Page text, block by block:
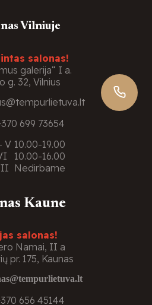
Vilniuje
salonas!
galerija“ I a.
g. 32, Vilnius
699 73654
V 10.00-19.00
10.00-16.00
Nedirbame
Kaune
salonas!
Namai, II a
pr. 175, Kaunas
656 45144